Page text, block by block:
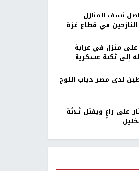
نسف المنازل
في قطاع غزة
على منزل في عرابة
إلى ثكنة عسكرية
لدى مصر دياب اللوح
على راعٍ ويقتل ثلاثة